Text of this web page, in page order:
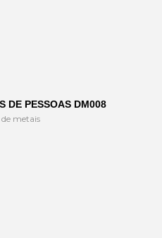
DE PESSOAS DM008
metais